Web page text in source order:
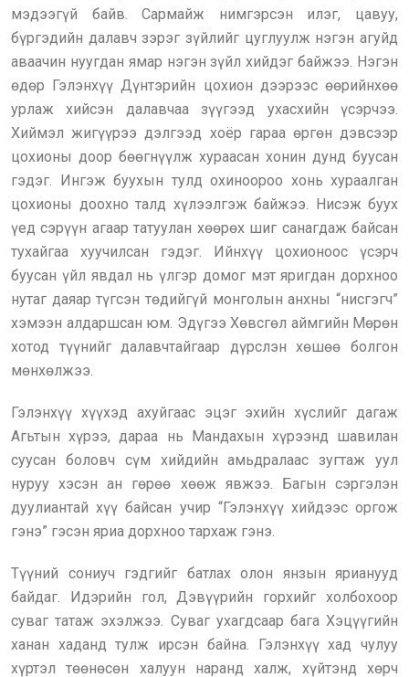
мэдээгүй байв. Сармайж нимгэрсэн илэг, цавуу,
бүргэдийн далавч зэрэг зүйлийг цуглуулж нэгэн агуйд
аваачин нуугдан ямар нэгэн зүйл хийдэг байжээ. Нэгэн
өдөр Гэлэнхүү Дүнтэрийн цохион дээрээс өөрийнхөө
урлаж хийсэн далавчаа зүүгээд ухасхийн үсэрчээ.
Хиймэл жигүүрээ дэлгээд хоёр гараа өргөн дэвсээр
цохионы доор бөөгнүүлж хураасан хонин дунд буусан
гэдэг. Ингэж буухын тулд охиноороо хонь хураалган
цохионы доохно талд хүлээлгэж байжээ. Нисэж буух
үед сэрүүн агаар татуулан хөөрөх шиг санагдаж байсан
тухайгаа хуучилсан гэдэг. Ийнхүү цохионоос үсэрч
буусан үйл явдал нь үлгэр домог мэт яригдан дорхноо
нутаг даяар түгсэн төдийгүй монголын анхны “нисгэгч”
хэмээн алдаршсан юм. Эдүгээ Хөвсгөл аймгийн Мөрөн
хотод түүнийг далавчтайгаар дүрслэн хөшөө болгон
мөнхөлжээ.
Гэлэнхүү хүүхэд ахуйгаас эцэг эхийн хүслийг дагаж
Агьтын хүрээ, дараа нь Мандахын хүрээнд шавилан
суусан боловч сүм хийдийн амьдралаас зугтаж уул
нуруу хэсэн ан гөрөө хөөж явжээ. Багын сэргэлэн
дуулиантай хүү байсан учир “Гэлэнхүү хийдээс оргож
гэнэ” гэсэн яриа дорхноо тархаж гэнэ.
Түүний сониуч гэдгийг батлах олон янзын ярианууд
байдаг. Идэрийн гол, Дэвүүрийн горхийг холбохоор
суваг татаж эхэлжээ. Суваг ухагдсаар бага Хэцүүгийн
ханан хаданд тулж ирсэн байна. Гэлэнхүү хад чулуу
хүртэл төөнөсөн халуун наранд халж, хүйтэнд хөрч